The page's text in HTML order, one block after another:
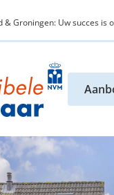
& Groningen: Uw succes is